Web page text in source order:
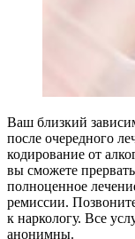
Ваш близкий
после очередного
кодирование от
вы сможете
полноценное
ремиссии.
к наркологу. Все
анонимны.